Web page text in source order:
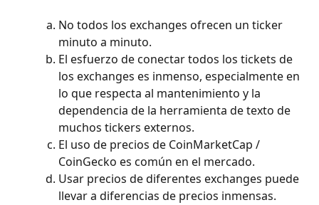
No todos los exchanges ofrecen un ticker
minuto a minuto.
El esfuerzo de conectar todos los tickets de
los exchanges es inmenso, especialmente en
lo que respecta al mantenimiento y la
dependencia de la herramienta de texto de
muchos tickers externos.
El uso de precios de CoinMarketCap /
CoinGecko es común en el mercado.
Usar precios de diferentes exchanges puede
llevar a diferencias de precios inmensas.